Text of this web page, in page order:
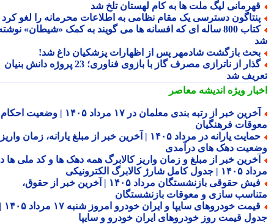
لیگ ملت ها به کام لهستان تلخ شد
دسترسی یک مقام نظامی به اطلاعات محرمانه را لغو کرد
کتاب 800 ساله ای که افسانه ها می گویند به کمک «شیطان» نوشته
بازگشت شادمهر پس از اظهارات پزشکیان داغ شد!
گذار از ناترازی مصرف گاز با بازوی فناوری؛ 23 پروژه دانش بنیان
شد
ویژهاندیشه معاصر
آخرین خبر از رتبه بندی معلمان در ۱۷ مرداد ۱۴۰۵ | وضعیت احکام و
فرهنگیان
حمایت یارانه در مرداد ۱۴۰۵ | آخرین خبر از مبلغ یارانه، زمان واریز و
دهک های درآمدی
خبر از مبلغ و زمان واریز کالابرگ همه دهک ها و کد ملی ها در
شارژ کالابرگ الکترونیکی
فیش حقوقی بازنشستگان مرداد ۱۴۰۵ | آخرین خبر از حقوق،
سازی و معوقات بازنشستگان
قیمت خودروهای سایپا و ایران خودرو امروز شنبه ۱۷ مرداد ۱۴۰۵ |
قیمت روز خودروهای ایران خودرو و سایپا